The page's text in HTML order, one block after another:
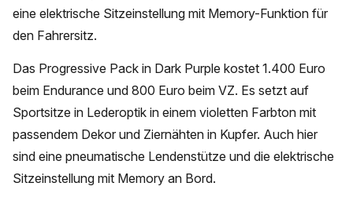
eine elektrische Sitzeinstellung mit Memory-Funktion für
den Fahrersitz.
Das Progressive Pack in Dark Purple kostet 1.400 Euro
beim Endurance und 800 Euro beim VZ. Es setzt auf
Sportsitze in Lederoptik in einem violetten Farbton mit
passendem Dekor und Ziernähten in Kupfer. Auch hier
sind eine pneumatische Lendenstütze und die elektrische
Sitzeinstellung mit Memory an Bord.